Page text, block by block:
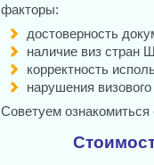
факторы:
достоверность
наличие виз стран
корректность
нарушения
Советуем